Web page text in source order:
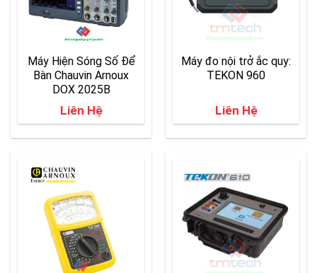
Máy Hiện Sóng Số Để
Bàn Chauvin Arnoux
DOX 2025B
Liên Hệ
Máy đo nội trở ắc quy:
TEKON 960
Liên Hệ